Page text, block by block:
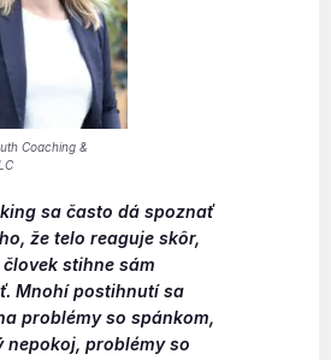
Coaching &
sa často dá spoznať
že telo reaguje skôr,
stihne sám
Mnohí postihnutí sa
problémy so spánkom,
nepokoj, problémy so